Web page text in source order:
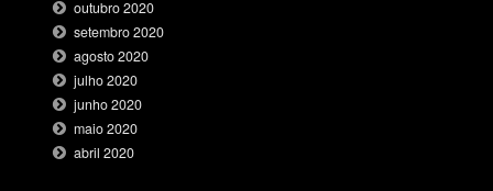
outubro 2020
setembro 2020
agosto 2020
julho 2020
junho 2020
maio 2020
abril 2020